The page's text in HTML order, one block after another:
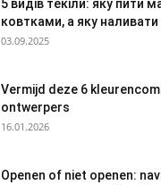
5 видів текіли: яку пити
ковтками, а яку наливати
03.09.2025
Vermijd deze 6
ontwerpers
16.01.2026
Openen of niet openen: